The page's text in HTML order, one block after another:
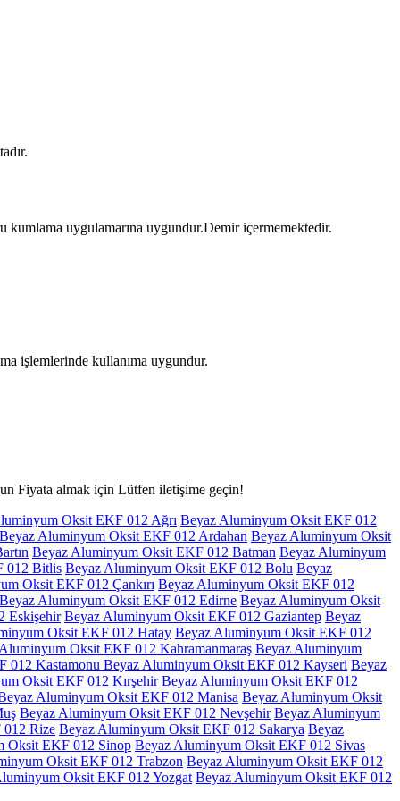
kumlama uygulamarına uygundur.Demir içermemektedir.
işlemlerinde kullanıma uygundur.
Fiyata almak için Lütfen iletişime geçin!
Oksit EKF 012 Ağrı Beyaz Aluminyum Oksit EKF 012
Beyaz Aluminyum Oksit EKF 012 Ardahan Beyaz Aluminyum Oksit
Beyaz Aluminyum Oksit EKF 012 Batman Beyaz Aluminyum
012 Bitlis Beyaz Aluminyum Oksit EKF 012 Bolu Beyaz
Oksit EKF 012 Çankırı Beyaz Aluminyum Oksit EKF 012
Beyaz Aluminyum Oksit EKF 012 Edirne Beyaz Aluminyum Oksit
Eskişehir Beyaz Aluminyum Oksit EKF 012 Gaziantep Beyaz
Oksit EKF 012 Hatay Beyaz Aluminyum Oksit EKF 012
Oksit EKF 012 Kahramanmaraş Beyaz Aluminyum
012 Kastamonu Beyaz Aluminyum Oksit EKF 012 Kayseri Beyaz
Oksit EKF 012 Kırşehir Beyaz Aluminyum Oksit EKF 012
Aluminyum Oksit EKF 012 Manisa Beyaz Aluminyum Oksit
Beyaz Aluminyum Oksit EKF 012 Nevşehir Beyaz Aluminyum
Rize Beyaz Aluminyum Oksit EKF 012 Sakarya Beyaz
Oksit EKF 012 Sinop Beyaz Aluminyum Oksit EKF 012 Sivas
Oksit EKF 012 Trabzon Beyaz Aluminyum Oksit EKF 012
Oksit EKF 012 Yozgat Beyaz Aluminyum Oksit EKF 012